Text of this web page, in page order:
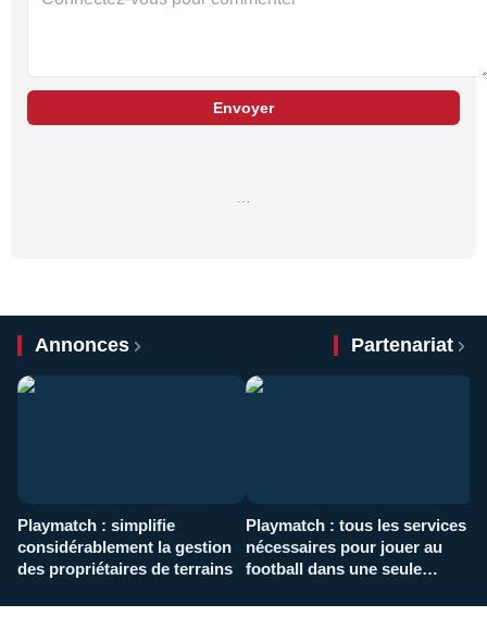
Envoyer
…
Annonces Partenariat
Playmatch : simplifie
considérablement la gestion
des propriétaires de terrains
Playmatch : tous les services
nécessaires pour jouer au
football dans une seule